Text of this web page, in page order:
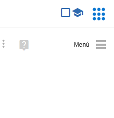
Búsqueda avanzada
Ayuda
(en